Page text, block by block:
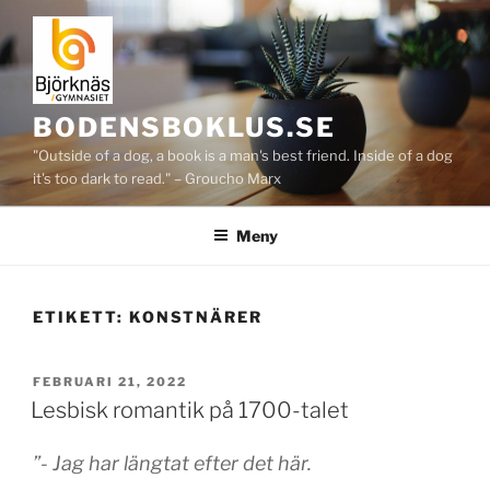
Hoppa
till
innehåll
BODENSBOKLUS.SE
"Outside of a dog, a book is a man's best friend. Inside of a dog
it's too dark to read." – Groucho Marx
Meny
ETIKETT: KONSTNÄRER
PUBLICERAT
FEBRUARI 21, 2022
Lesbisk romantik på 1700-talet
”- Jag har längtat efter det här.